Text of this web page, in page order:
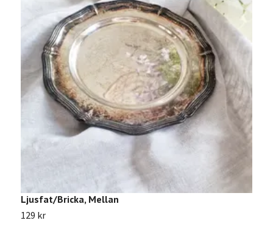
Ljusfat/Bricka, Mellan
129 kr